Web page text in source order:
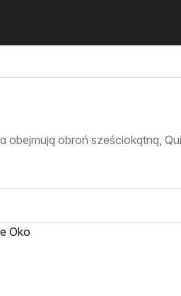
obejmują obroń sześciokątną,